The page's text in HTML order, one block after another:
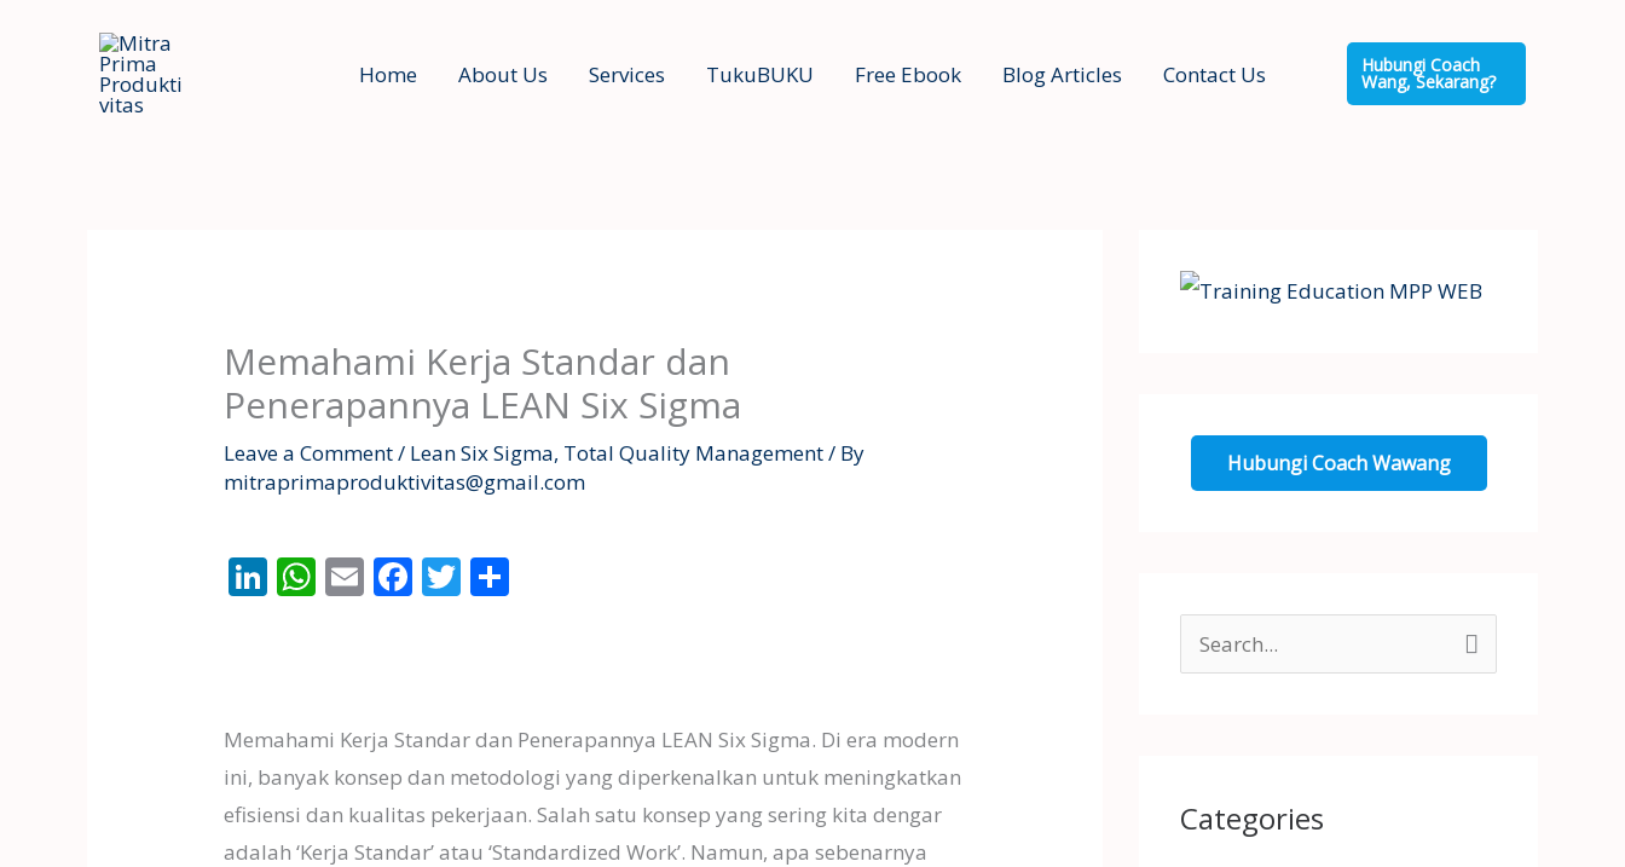
Home About Us Services TukuBUKU Free Ebook Blog Articles Contact Us Hubungi Coach
Wang, Sekarang?
Memahami Kerja Standar dan
Penerapannya LEAN Six Sigma
Leave a Comment/ Lean Six Sigma, Total Quality Management/ By
mitraprimaproduktivitas@gmail.com
Li
dI
n
W
A
p
p
E F
o
o
k
T
Memahami Kerja Standar dan Penerapannya LEAN Six Sigma. Di era modern
ini, banyak konsep dan metodologi yang diperkenalkan untuk meningkatkan
efisiensi dan kualitas pekerjaan. Salah satu konsep yang sering kita dengar
adalah ‘Kerja Standar’ atau ‘Standardized Work’. Namun, apa sebenarnya
Hubungi Coach Wawang
c
Categories